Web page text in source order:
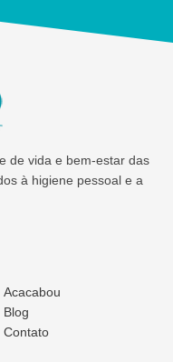
de vida e bem-estar das
à higiene pessoal e a
Acacabou
Blog
Contato